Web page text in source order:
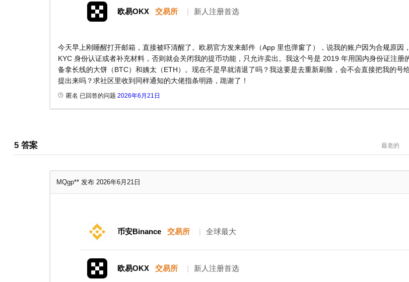
欧易OKX 交易所 | 新人注册首选
今天早上刚睡醒打开邮箱，直接被吓清醒了。欧易官方发来邮件（App 里也弹窗了），说我的账户因为合规原因
KYC 身份认证或者补充材料，否则就会关闭我的提币功能，只允许卖出。我这个号是 2019 年用国内身份证注册
备拿长线的大饼（BTC）和姨太（ETH）。现在不是早就清退了吗？我这要是去重新刷脸，会不会直接把我的号
提出来吗？求社区里收到同样通知的大佬指条明路，跪谢了！
匿名 已回答的问题 2026年6月21日
5答案 最老的
MQgp** 发布 2026年6月21日
币安Binance 交易所 | 全球最大
欧易OKX 交易所 | 新人注册首选